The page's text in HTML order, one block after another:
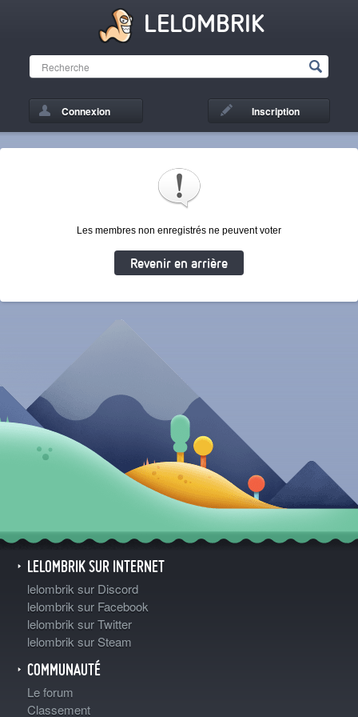
LELOMBRIK
Connexion Inscription
Les membres non enregistrés ne peuvent voter
Revenir en arrière
LELOMBRIK SUR INTERNET
lelombrik sur Discord
lelombrik sur Facebook
lelombrik sur Twitter
lelombrik sur Steam
COMMUNAUTÉ
Le forum
Classement